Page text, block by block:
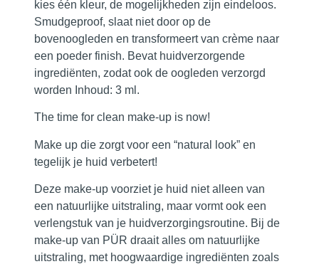
kies één kleur, de mogelijkheden zijn eindeloos.
Smudgeproof, slaat niet door op de
bovenoogleden en transformeert van crème naar
een poeder finish. Bevat huidverzorgende
ingrediënten, zodat ook de oogleden verzorgd
worden Inhoud: 3 ml.
The time for clean make-up is now!
Make up die zorgt voor een “natural look” en
tegelijk je huid verbetert!
Deze make-up voorziet je huid niet alleen van
een natuurlijke uitstraling, maar vormt ook een
verlengstuk van je huidverzorgingsroutine. Bij de
make-up van PÜR draait alles om natuurlijke
uitstraling, met hoogwaardige ingrediënten zoals